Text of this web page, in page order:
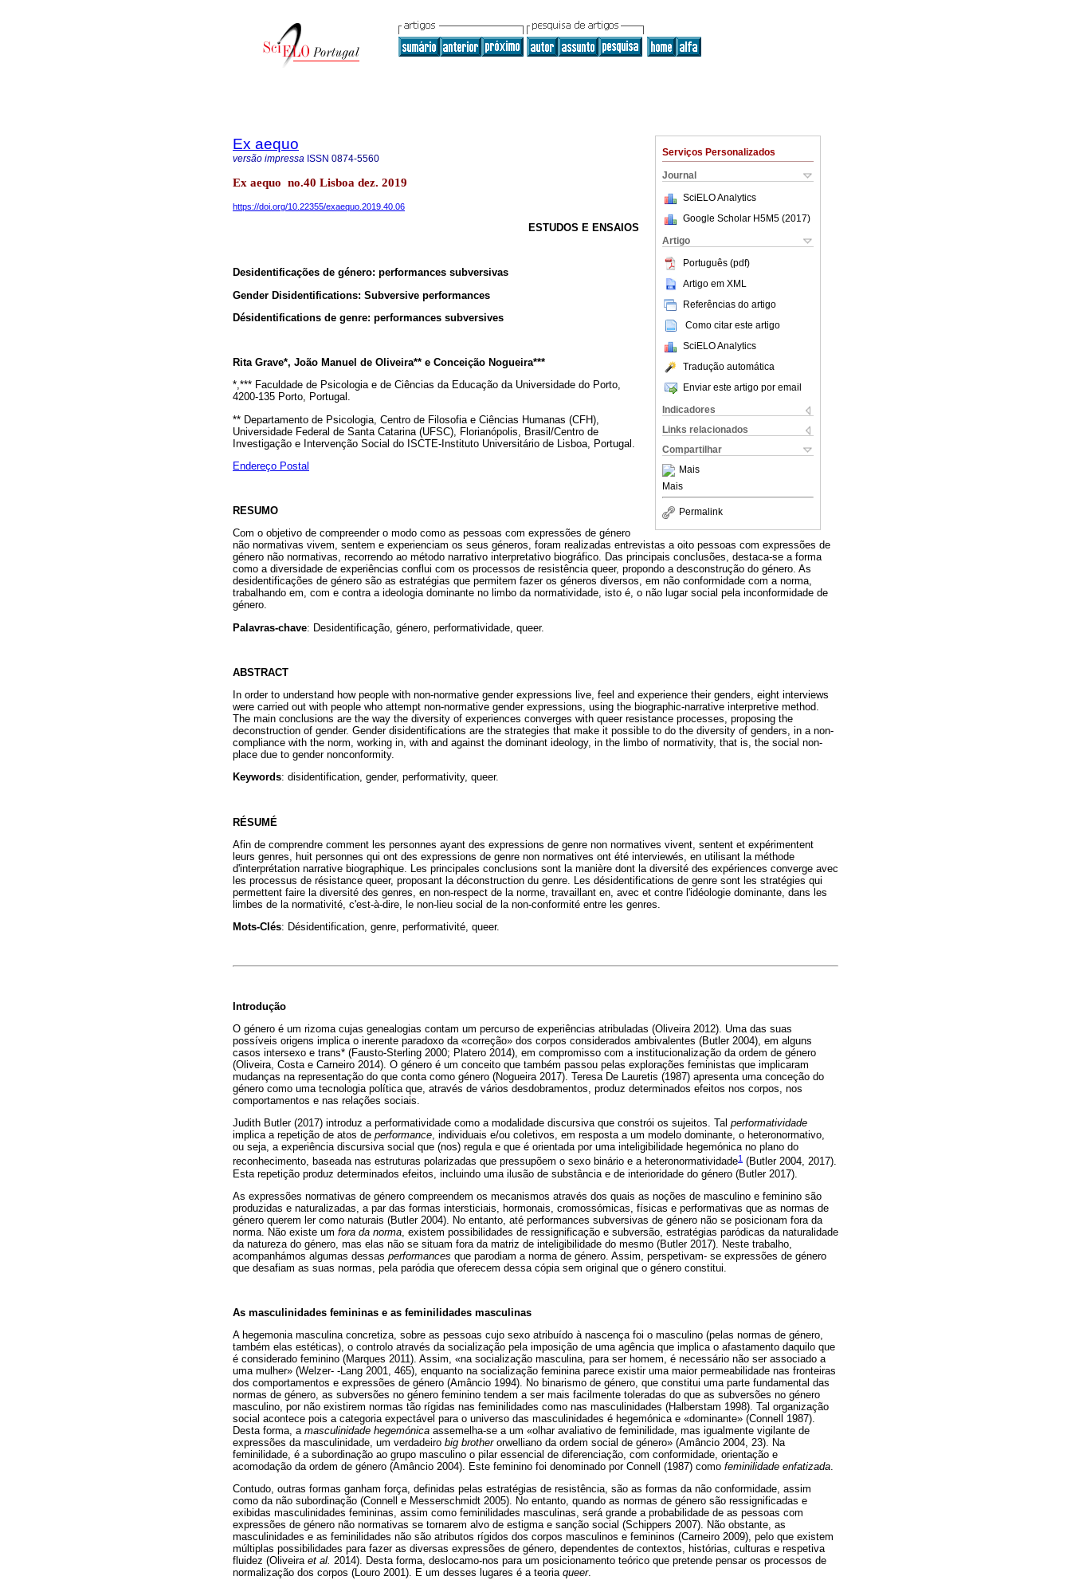
Serviços Personalizados
Journal
SciELO Analytics
Google Scholar H5M5 (2017)
Artigo
Português (pdf)
Artigo em XML
Referências do artigo
Como citar este artigo
SciELO Analytics
Tradução automática
Enviar este artigo por email
Indicadores
Links relacionados
Compartilhar
Mais
Mais
Permalink
Ex aequo
versão impressa ISSN 0874-5560
Ex aequo no.40 Lisboa dez. 2019
https://doi.org/10.22355/exaequo.2019.40.06
ESTUDOS E ENSAIOS
Desidentificações de género: performances subversivas
Gender Disidentifications: Subversive performances
Désidentifications de genre: performances subversives
Rita Grave*, João Manuel de Oliveira** e Conceição Nogueira***
*,*** Faculdade de Psicologia e de Ciências da Educação da Universidade do Porto,
4200-135 Porto, Portugal.
** Departamento de Psicologia, Centro de Filosofia e Ciências Humanas (CFH),
Universidade Federal de Santa Catarina (UFSC), Florianópolis, Brasil/Centro de
Investigação e Intervenção Social do ISCTE-Instituto Universitário de Lisboa, Portugal.
Endereço Postal
RESUMO
Com o objetivo de compreender o modo como as pessoas com expressões de género
não normativas vivem, sentem e experienciam os seus géneros, foram realizadas entrevistas a oito pessoas com expressões de
género não normativas, recorrendo ao método narrativo interpretativo biográfico. Das principais conclusões, destaca-se a forma
como a diversidade de experiências conflui com os processos de resistência queer, propondo a desconstrução do género. As
desidentificações de género são as estratégias que permitem fazer os géneros diversos, em não conformidade com a norma,
trabalhando em, com e contra a ideologia dominante no limbo da normatividade, isto é, o não lugar social pela inconformidade de
género.
Palavras-chave: Desidentificação, género, performatividade, queer.
ABSTRACT
In order to understand how people with non-normative gender expressions live, feel and experience their genders, eight interviews
were carried out with people who attempt non-normative gender expressions, using the biographic-narrative interpretive method.
The main conclusions are the way the diversity of experiences converges with queer resistance processes, proposing the
deconstruction of gender. Gender disidentifications are the strategies that make it possible to do the diversity of genders, in a non-
compliance with the norm, working in, with and against the dominant ideology, in the limbo of normativity, that is, the social non-
place due to gender nonconformity.
Keywords: disidentification, gender, performativity, queer.
RÉSUMÉ
Afin de comprendre comment les personnes ayant des expressions de genre non normatives vivent, sentent et expérimentent
leurs genres, huit personnes qui ont des expressions de genre non normatives ont été interviewés, en utilisant la méthode
d'interprétation narrative biographique. Les principales conclusions sont la manière dont la diversité des expériences converge avec
les processus de résistance queer, proposant la déconstruction du genre. Les désidentifications de genre sont les stratégies qui
permettent faire la diversité des genres, en non-respect de la norme, travaillant en, avec et contre l'idéologie dominante, dans les
limbes de la normativité, c'est-à-dire, le non-lieu social de la non-conformité entre les genres.
Mots-Clés: Désidentification, genre, performativité, queer.
Introdução
O género é um rizoma cujas genealogias contam um percurso de experiências atribuladas (Oliveira 2012). Uma das suas
possíveis origens implica o inerente paradoxo da «correção» dos corpos considerados ambivalentes (Butler 2004), em alguns
casos intersexo e trans* (Fausto-Sterling 2000; Platero 2014), em compromisso com a institucionalização da ordem de género
(Oliveira, Costa e Carneiro 2014). O género é um conceito que também passou pelas explorações feministas que implicaram
mudanças na representação do que conta como género (Nogueira 2017). Teresa De Lauretis (1987) apresenta uma conceção do
género como uma tecnologia política que, através de vários desdobramentos, produz determinados efeitos nos corpos, nos
comportamentos e nas relações sociais.
Judith Butler (2017) introduz a performatividade como a modalidade discursiva que constrói os sujeitos. Tal performatividade
implica a repetição de atos de performance, individuais e/ou coletivos, em resposta a um modelo dominante, o heteronormativo,
ou seja, a experiência discursiva social que (nos) regula e que é orientada por uma inteligibilidade hegemónica no plano do
reconhecimento, baseada nas estruturas polarizadas que pressupõem o sexo binário e a heteronormatividade1 (Butler 2004, 2017).
Esta repetição produz determinados efeitos, incluindo uma ilusão de substância e de interioridade do género (Butler 2017).
As expressões normativas de género compreendem os mecanismos através dos quais as noções de masculino e feminino são
produzidas e naturalizadas, a par das formas intersticiais, hormonais, cromossómicas, físicas e performativas que as normas de
género querem ler como naturais (Butler 2004). No entanto, até performances subversivas de género não se posicionam fora da
norma. Não existe um fora da norma , existem possibilidades de ressignificação e subversão, estratégias paródicas da naturalidade
da natureza do género, mas elas não se situam fora da matriz de inteligibilidade do mesmo (Butler 2017). Neste trabalho,
acompanhámos algumas dessas performances que parodiam a norma de género. Assim, perspetivam- se expressões de género
que desafiam as suas normas, pela paródia que oferecem dessa cópia sem original que o género constitui.
As masculinidades femininas e as feminilidades masculinas
A hegemonia masculina concretiza, sobre as pessoas cujo sexo atribuído à nascença foi o masculino (pelas normas de género,
também elas estéticas), o controlo através da socialização pela imposição de uma agência que implica o afastamento daquilo que
é considerado feminino (Marques 2011). Assim, «na socialização masculina, para ser homem, é necessário não ser associado a
uma mulher» (Welzer- -Lang 2001, 465), enquanto na socialização feminina parece existir uma maior permeabilidade nas fronteiras
dos comportamentos e expressões de género (Amâncio 1994). No binarismo de género, que constitui uma parte fundamental das
normas de género, as subversões no género feminino tendem a ser mais facilmente toleradas do que as subversões no género
masculino, por não existirem normas tão rígidas nas feminilidades como nas masculinidades (Halberstam 1998). Tal organização
social acontece pois a categoria expectável para o universo das masculinidades é hegemónica e «dominante» (Connell 1987).
Desta forma, a masculinidade hegemónica assemelha-se a um «olhar avaliativo de feminilidade, mas igualmente vigilante de
expressões da masculinidade, um verdadeiro big brother orwelliano da ordem social de género» (Amâncio 2004, 23). Na
feminilidade, é a subordinação ao grupo masculino o pilar essencial de diferenciação, com conformidade, orientação e
acomodação da ordem de género (Amâncio 2004). Este feminino foi denominado por Connell (1987) como feminilidade enfatizada.
Contudo, outras formas ganham força, definidas pelas estratégias de resistência, são as formas da não conformidade, assim
como da não subordinação (Connell e Messerschmidt 2005). No entanto, quando as normas de género são ressignificadas e
exibidas masculinidades femininas, assim como feminilidades masculinas, será grande a probabilidade de as pessoas com
expressões de género não normativas se tornarem alvo de estigma e sanção social (Schippers 2007). Não obstante, as
masculinidades e as feminilidades não são atributos rígidos dos corpos masculinos e femininos (Carneiro 2009), pelo que existem
múltiplas possibilidades para fazer as diversas expressões de género, dependentes de contextos, histórias, culturas e respetiva
fluidez (Oliveiraet al. 2014). Desta forma, deslocamo-nos para um posicionamento teórico que pretende pensar os processos de
normalização dos corpos (Louro 2001). E um desses lugares é a teoria queer.